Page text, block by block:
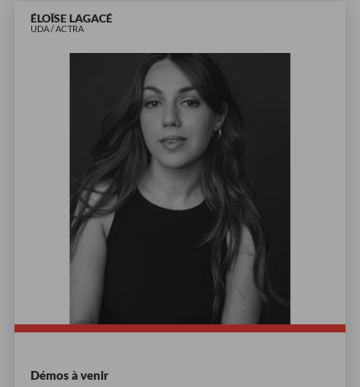
ÉLOÏSE LAGACÉ
UDA / ACTRA
Démos à venir